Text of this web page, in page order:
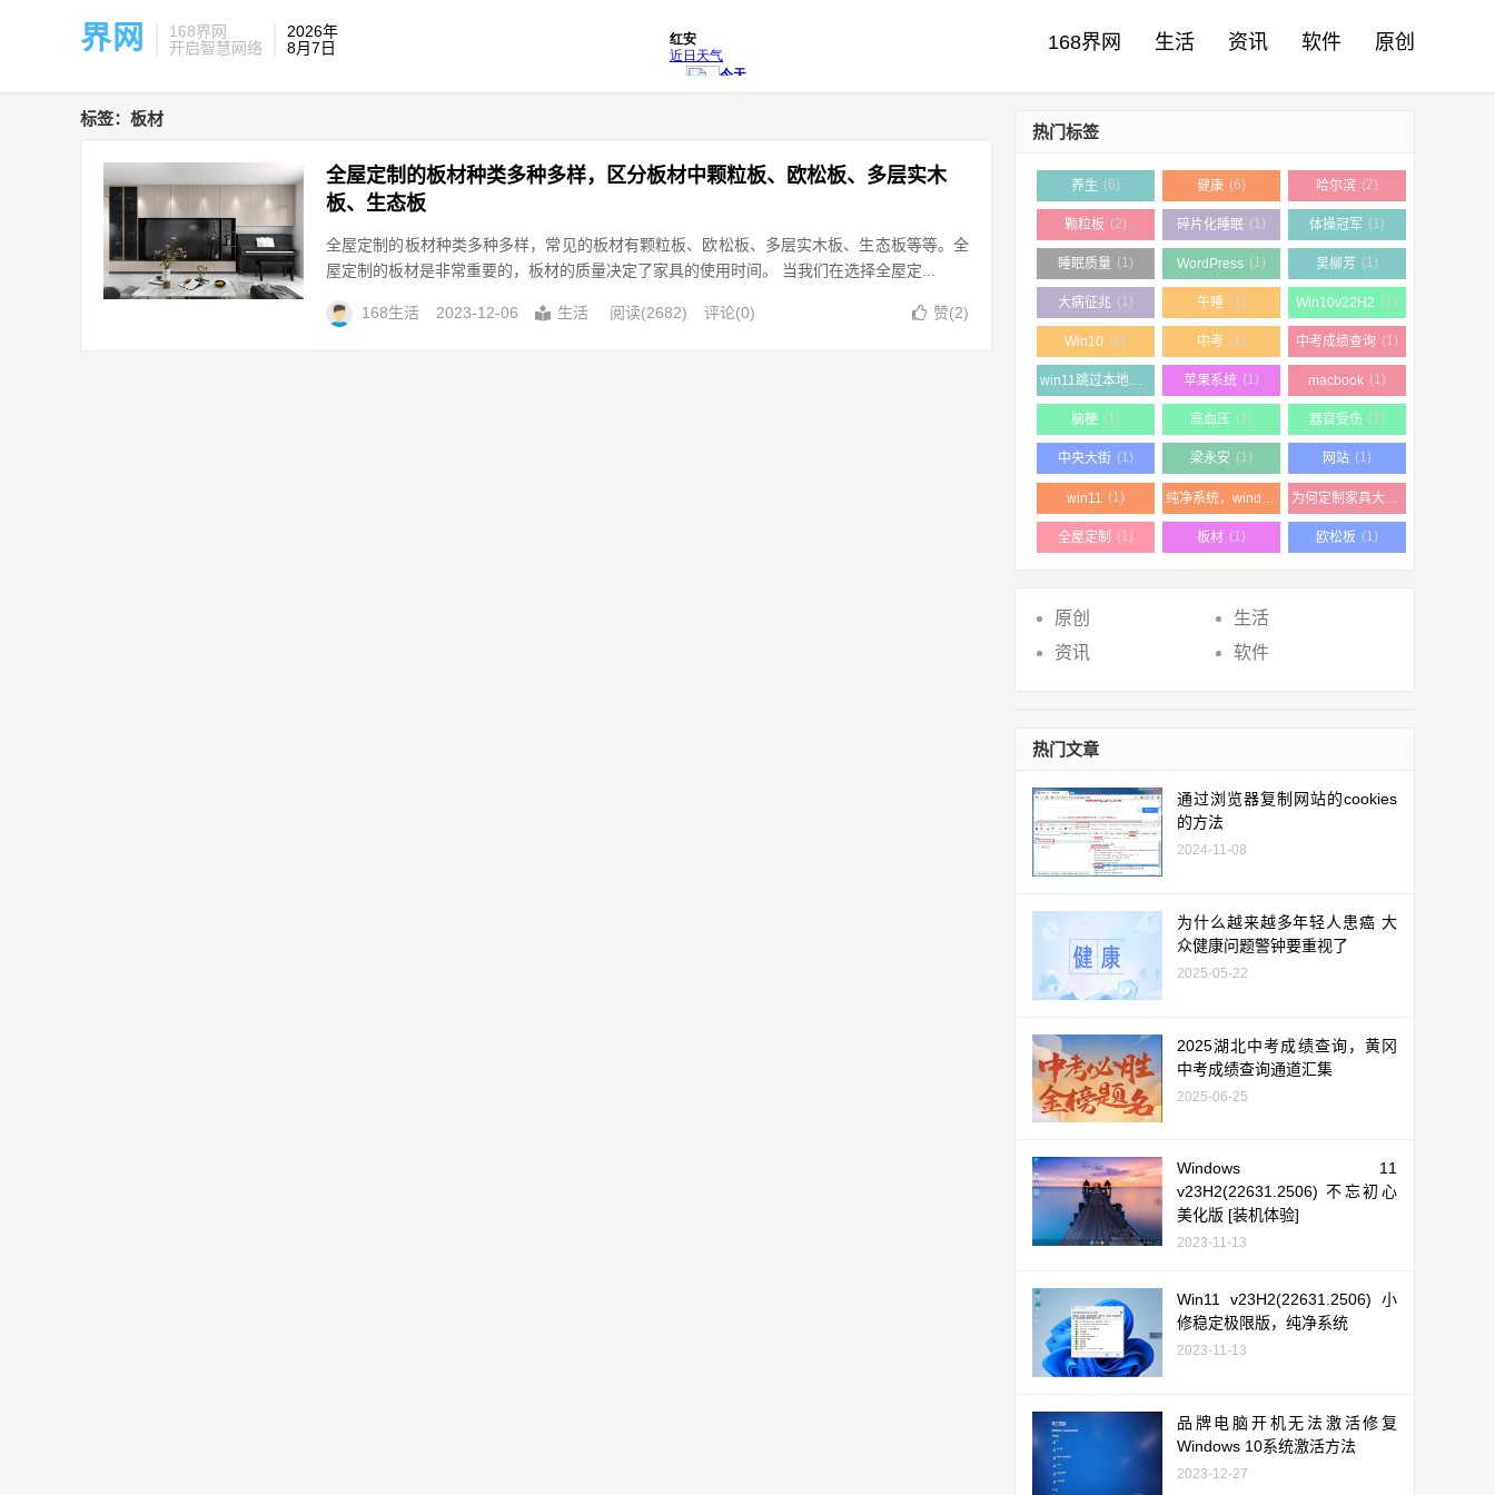
界网
168界网
开启智慧网络
2026年
8月7日
168界网 生活 资讯 软件 原创
标签：板材
全屋定制的板材种类多种多样，区分板材中颗粒板、欧松板、多层实木
板、生态板
全屋定制的板材种类多种多样，常见的板材有颗粒板、欧松板、多层实木板、生态板等等。全
屋定制的板材是非常重要的，板材的质量决定了家具的使用时间。 当我们在选择全屋定...
168生活 2023-12-06 生活 阅读(2682) 评论(0) 赞(2)
热门标签
养生 (6) 健康 (6) 哈尔滨 (2)
颗粒板 (2) 碎片化睡眠 (1) 体操冠军 (1)
睡眠质量 (1) WordPress (1) 吴柳芳 (1)
大病征兆 (1) 午睡 (1) Win10v22H2 (1)
Win10 (1) 中考 (1) 中考成绩查询 (1)
win11跳过本地帐户 苹果系统 (1) macbook (1)
脑梗 (1) 高血压 (1) 器官受伤 (1)
中央大街 (1) 梁永安 (1) 网站 (1)
win11 (1) (1) 为何定制家具大多数都是使用颗粒板
全屋定制 (1) 板材 (1) 欧松板 (1)
原创
生活
资讯
软件
热门文章
通过浏览器复制网站的cookies
的方法
2024-11-08
为什么越来越多年轻人患癌 大
众健康问题警钟要重视了
2025-05-22
2025湖北中考成绩查询，黄冈
中考成绩查询通道汇集
2025-06-25
Windows 11
v23H2(22631.2506) 不忘初心
美化版 [装机体验]
2023-11-13
Win11 v23H2(22631.2506) 小
修稳定极限版，纯净系统
2023-11-13
品牌电脑开机无法激活修复
Windows 10系统激活方法
2023-12-27